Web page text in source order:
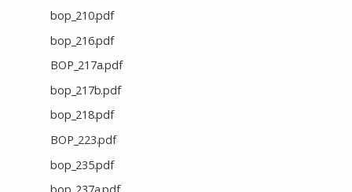
bop_210.pdf
bop_216.pdf
BOP_217a.pdf
bop_217b.pdf
bop_218.pdf
BOP_223.pdf
bop_235.pdf